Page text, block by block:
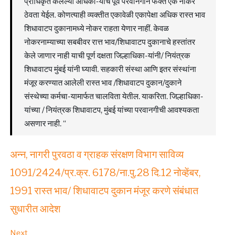
ठेवता येईल. कोणत्याही व्यक्तीत एकावेळी एकापेक्षा अधिक रास्त भाव
शिधावाटप दुकानामध्ये नोकर राहता येणार नाहीं. केवळ
नोकरनाम्याच्या सबबीवर रात्त भाव/शिधावाटप दुकानाचे हस्तांतर
केले जाणार नाही याची पूर्ण दक्षता जिल्हाधिका-यांनी/ नियंत्रक
शिधावाटप मुंबई यांनी घ्यावी. सहकारी संस्था आणि इतर संस्थांना
मंजूर करण्यात आलेली रास्त भाव /शिधावाटप दुकान/दुकाने
संस्थेच्या कर्मचा-यामार्फत चालविता येतील. याकरिता. जिल्हाधिका-
यांच्या / नियंत्रक शिधावाटप, मुंबई यांच्या परवानगीची आवश्यकता
असणार नाही. “
अन्न, नागरी पुरवठा व ग्राहक संरक्षण विभाग साविव्य
1091/2424/प्र.क्र. 6178/ना.पु.28 दि.12 नोव्हेंबर,
1991 रास्त भाव/ शिधावाटप दुकान मंजूर करणे संबंधात
सुधारीत आदेश
Next